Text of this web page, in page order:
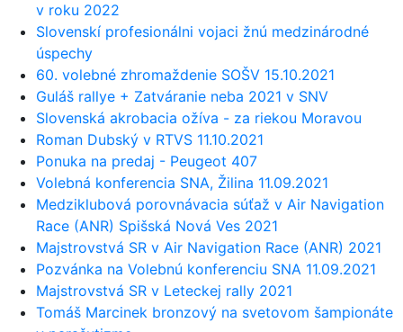
v roku 2022
Slovenskí profesionálni vojaci žnú medzinárodné
úspechy
60. volebné zhromaždenie SOŠV 15.10.2021
Guláš rallye + Zatváranie neba 2021 v SNV
Slovenská akrobacia ožíva - za riekou Moravou
Roman Dubský v RTVS 11.10.2021
Ponuka na predaj - Peugeot 407
Volebná konferencia SNA, Žilina 11.09.2021
Medziklubová porovnávacia súťaž v Air Navigation
Race (ANR) Spišská Nová Ves 2021
Majstrovstvá SR v Air Navigation Race (ANR) 2021
Pozvánka na Volebnú konferenciu SNA 11.09.2021
Majstrovstvá SR v Leteckej rally 2021
Tomáš Marcinek bronzový na svetovom šampionáte